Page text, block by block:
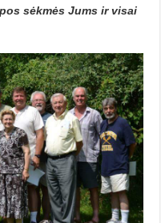
sėkmės Jums ir visai